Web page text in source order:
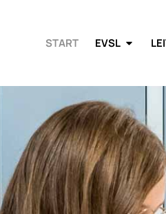
START EVSL